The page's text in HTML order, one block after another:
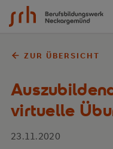
Zum Inhalt springen
ZUR ÜBERSICHT
virtuelle
23.11.2020